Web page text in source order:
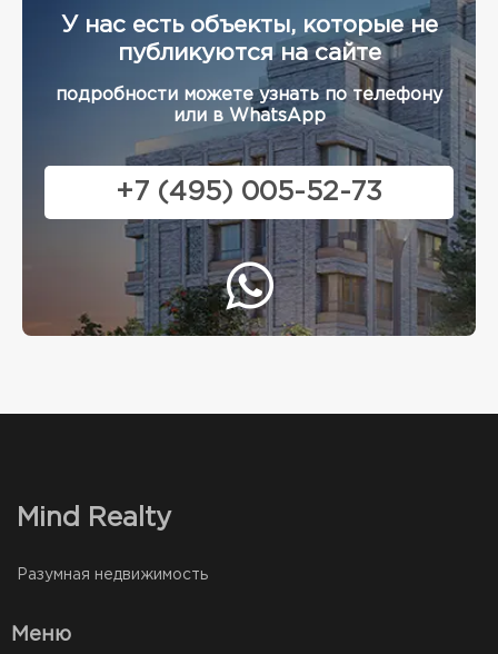
У нас есть объекты, которые не
публикуются на сайте
подробности можете узнать по телефону
или в WhatsApp
+7 (495) 005-52-73
Mind Realty
Разумная недвижимость
Меню